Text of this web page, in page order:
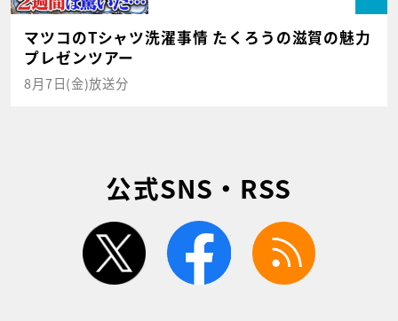
マツコのTシャツ洗濯事情 たくろうの滋賀の魅力
プレゼンツアー
8月7日(金)放送分
公式SNS・RSS
twitter facebook